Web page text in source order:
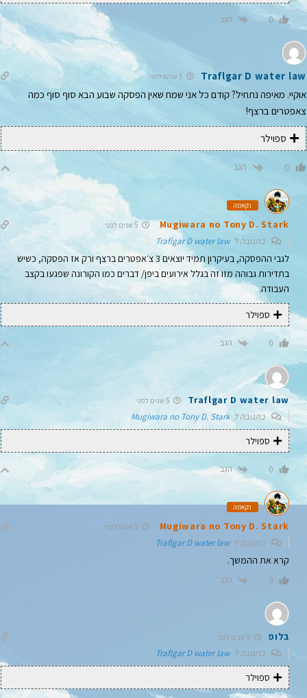
0 הגב
Traflgar D water law
אוקיי. מאיפה נתחיל? קודם כל אני שמח שאין הפסקה שבוע הבא סוף סוף כמה
צאפטרים ברצף!
ספוילר
0 הגב
נקאמה
Mugiwara no Tony D. Stark 5 שנים לפני
בתגובה לTraflgar D water law
לגבי ההפסקה, בעיקרון תמיד יוצאים 3 צ׳אפטרים ברצף ורק אז הפסקה, כשיש
בתדירות גבוהה מזו זה בגלל אירועים ביפן/ דברים כמו הקורונה שפגעו בקצב
העבודה.
ספוילר
0 הגב
Traflgar D water law
בתגובה לMugiwara no Tony D. Stark
ספוילר
0 הגב
נקאמה
Mugiwara no Tony D. Stark 5 שנים לפני
בתגובה לTraflgar D water law
קרא את ההמשך.
0 הגב
בלופ
בתגובה לTraflgar D water law
ספוילר